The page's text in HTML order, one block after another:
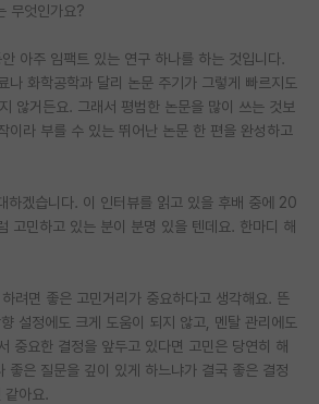
무엇인가요?
아주 임팩트 있는 연구 하나를 하는 것입니다.
나 화학공학과 달리 논문 주기가 그렇게 빠르지도
않거든요. 그래서 평범한 논문을 많이 쓰는 것보
이라 부를 수 있는 뛰어난 논문 한 편을 완성하고
하겠습니다. 이 인터뷰를 읽고 있을 후배 중에 20
고민하고 있는 분이 분명 있을 텐데요. 한마디 해
려면 좋은 고민거리가 중요하다고 생각해요. 뜬
설정에도 크게 도움이 되지 않고, 멘탈 관리에도
중요한 결정을 앞두고 있다면 고민은 당연히 해
좋은 질문을 깊이 있게 하느냐가 결국 좋은 결정
같아요.